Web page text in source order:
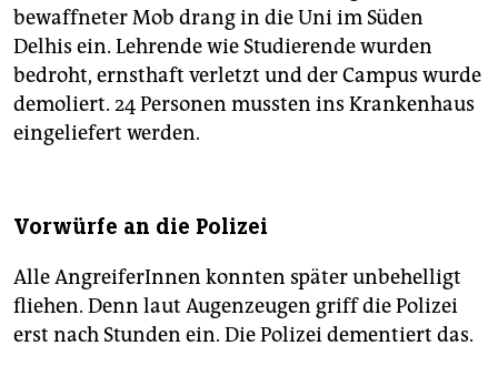
bewaffneter Mob drang in die Uni im Süden
Delhis ein. Lehrende wie Studierende wurden
bedroht, ernsthaft verletzt und der Campus wurde
demoliert. 24 Personen mussten ins Krankenhaus
eingeliefert werden.
Vorwürfe an die Polizei
Alle AngreiferInnen konnten später unbehelligt
fliehen. Denn laut Augenzeugen griff die Polizei
erst nach Stunden ein. Die Polizei dementiert das.